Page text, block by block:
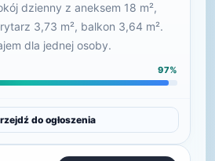
dzienny z aneksem 18 m²,
3,73 m², balkon 3,64 m².
dla jednej osoby.
97%
do ogłoszenia